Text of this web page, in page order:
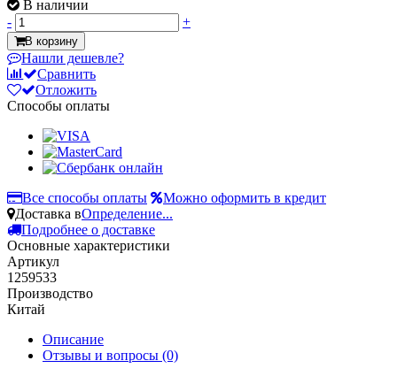
В наличии
-
+
В корзину
Нашли дешевле?
Сравнить
Отложить
Способы оплаты
Все способы оплаты
Можно оформить в кредит
Доставка вОпределение...
Подробнее о доставке
Основные характеристики
Артикул
1259533
Производство
Китай
Описание
Отзывы и вопросы (0)